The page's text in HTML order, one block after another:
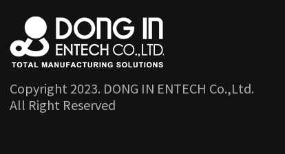
Copyright 2023. DONG IN ENTECH Co.,Ltd.
All Right Reserved